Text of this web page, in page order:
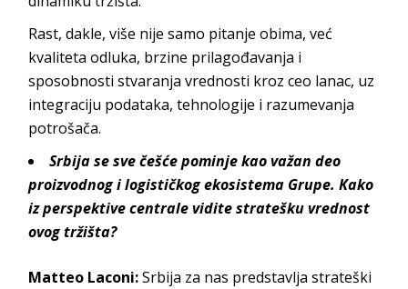
Rast, dakle, više nije samo pitanje obima, već
kvaliteta odluka, brzine prilagođavanja i
sposobnosti stvaranja vrednosti kroz ceo lanac, uz
integraciju podataka, tehnologije i razumevanja
potrošača.
Srbija se sve češće pominje kao važan deo
proizvodnog i logističkog ekosistema Grupe. Kako
iz perspektive centrale vidite stratešku vrednost
ovog tržišta?
Matteo Laconi:Srbija za nas predstavlja strateški